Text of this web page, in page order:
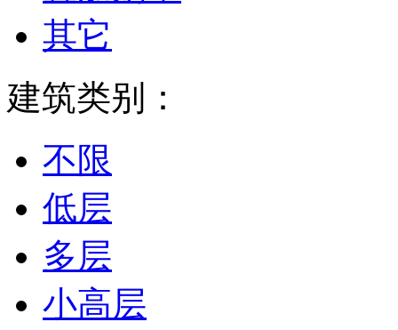
其它
建筑类别：
不限
低层
多层
小高层